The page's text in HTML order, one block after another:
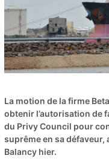
La motion de la firme
obtenir l’autorisation de
du Privy Council pour
suprême en sa défaveur,
Balancy hier.